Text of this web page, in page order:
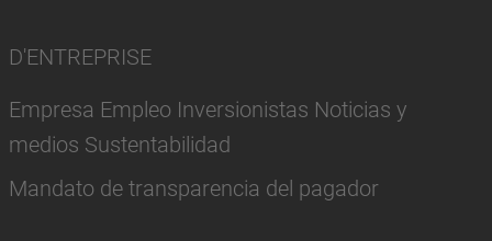
D'ENTREPRISE
Empresa Empleo Inversionistas Noticias y
medios Sustentabilidad
Mandato de transparencia del pagador